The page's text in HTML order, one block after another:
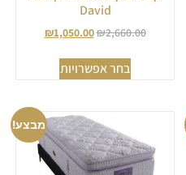
David
₪2,660.00
₪1,050.00
בחר אפשרויות
מבצע!